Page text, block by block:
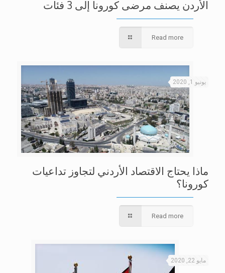
الأردن يصنف مرضى كورونا إلى 3 فئات
Read more
يونيو 1, 2020
ماذا يحتاج الاقتصاد الأردني لتجاوز تداعيات
كورونا؟
Read more
مايو 22, 2020